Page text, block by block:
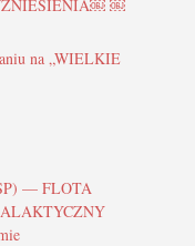
￼
na „WIELKIE
— FLOTA